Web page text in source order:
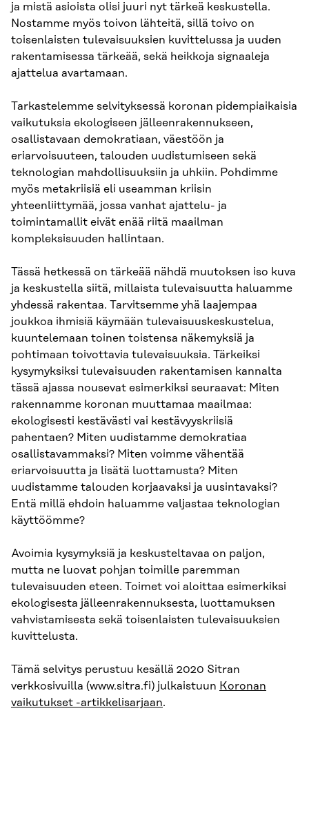
ja mistä asioista olisi juuri nyt tärkeä keskustella.
Nostamme myös toivon lähteitä, sillä toivo on
toisenlaisten tulevaisuuksien kuvittelussa ja uuden
rakentamisessa tärkeää, sekä heikkoja signaaleja
ajattelua avartamaan.
Tarkastelemme selvityksessä koronan pidempiaikaisia
vaikutuksia ekologiseen jälleenrakennukseen,
osallistavaan demokratiaan, väestöön ja
eriarvoisuuteen, talouden uudistumiseen sekä
teknologian mahdollisuuksiin ja uhkiin. Pohdimme
myös metakriisiä eli useamman kriisin
yhteenliittymää, jossa vanhat ajattelu- ja
toimintamallit eivät enää riitä maailman
kompleksisuuden hallintaan.
Tässä hetkessä on tärkeää nähdä muutoksen iso kuva
ja keskustella siitä, millaista tulevaisuutta haluamme
yhdessä rakentaa. Tarvitsemme yhä laajempaa
joukkoa ihmisiä käymään tulevaisuuskeskustelua,
kuuntelemaan toinen toistensa näkemyksiä ja
pohtimaan toivottavia tulevaisuuksia. Tärkeiksi
kysymyksiksi tulevaisuuden rakentamisen kannalta
tässä ajassa nousevat esimerkiksi seuraavat: Miten
rakennamme koronan muuttamaa maailmaa:
ekologisesti kestävästi vai kestävyyskriisiä
pahentaen? Miten uudistamme demokratiaa
osallistavammaksi? Miten voimme vähentää
eriarvoisuutta ja lisätä luottamusta? Miten
uudistamme talouden korjaavaksi ja uusintavaksi?
Entä millä ehdoin haluamme valjastaa teknologian
käyttöömme?
Avoimia kysymyksiä ja keskusteltavaa on paljon,
mutta ne luovat pohjan toimille paremman
tulevaisuuden eteen. Toimet voi aloittaa esimerkiksi
ekologisesta jälleenrakennuksesta, luottamuksen
vahvistamisesta sekä toisenlaisten tulevaisuuksien
kuvittelusta.
Tämä selvitys perustuu kesällä 2020 Sitran
verkkosivuilla (www.sitra.fi) julkaistuun Koronan
vaikutukset -artikkelisarjaan.